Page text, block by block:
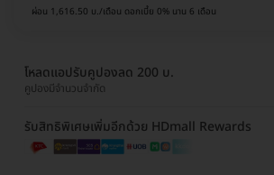
ผ่อน 1,616.50 บ./เดือน ดอกเบี้ย 0% นาน 6 เดือน
โหลดแอปรับคูปองลด 200 บ.
คูปองมีจำนวนจำกัด
รับสิทธิพิเศษเพิ่มอีกด้วย HDmall Rewards